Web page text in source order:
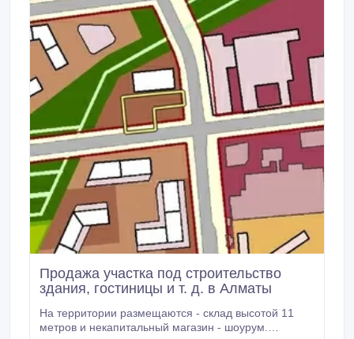
Продажа участка под строительство
здания, гостиницы и т. д. в Алматы
На территории размещаются - склад высотой 11
метров и некапитальный магазин - шоурум.